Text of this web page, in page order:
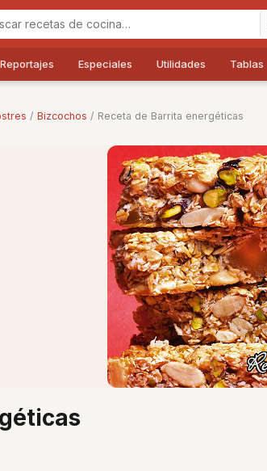
Reportajes Especiales Utilidades Tablas
/ Bizcochos / Receta de Barrita energéticas